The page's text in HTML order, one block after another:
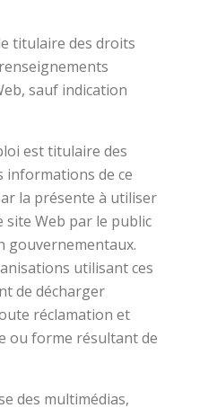
titulaire des droits
sauf indication
est titulaire des
informations de ce
la présente à utiliser
site Web par le public
gouvernementaux.
utilisant ces
de décharger
réclamation et
ou forme résultant de
des multimédias,